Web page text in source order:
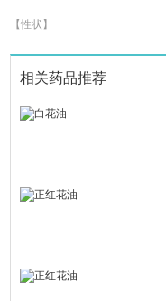
【性状】
相关药品推荐